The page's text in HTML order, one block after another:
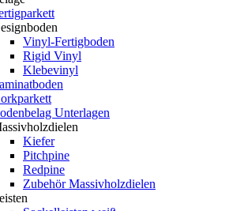
Vinyl-Fertigboden
Rigid Vinyl
Klebevinyl
Unterlagen
Kiefer
Pitchpine
Redpine
Zubehör Massivholzdielen